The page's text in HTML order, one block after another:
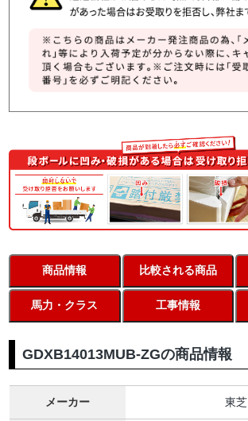
商品情報 比較される商品
馬力・クラス 工事情報
GDXB14013MUB-ZGの商品情報
メーカー 東芝